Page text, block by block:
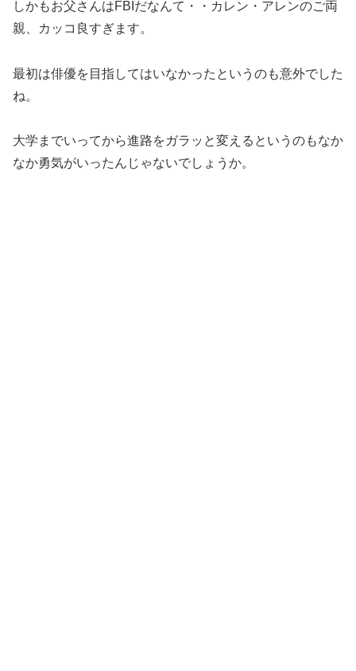
しかもお父さんはFBIだなんて・・カレン・アレンのご両
親、カッコ良すぎます。
最初は俳優を目指してはいなかったというのも意外でした
ね。
大学までいってから進路をガラッと変えるというのもなか
なか勇気がいったんじゃないでしょうか。